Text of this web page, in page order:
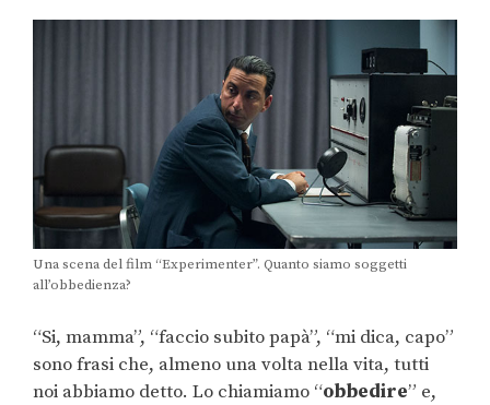
Una scena del film “Experimenter”. Quanto siamo soggetti
all’obbedienza?
“Si, mamma”, “faccio subito papà”, “mi dica, capo”
sono frasi che, almeno una volta nella vita, tutti
noi abbiamo detto. Lo chiamiamo “obbedire” e,